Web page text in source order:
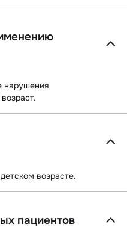
нарушения
возрасте.
пациентов